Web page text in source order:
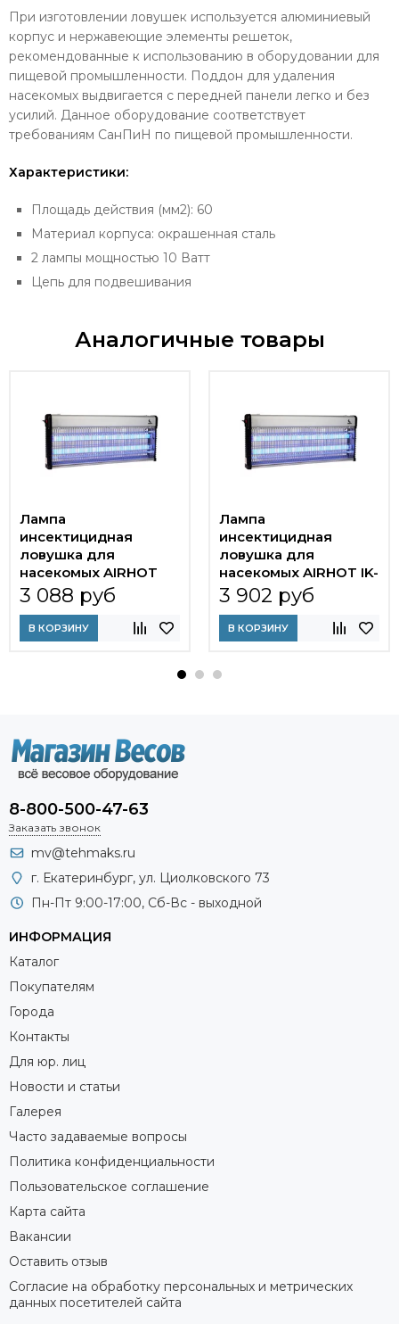
При изготовлении ловушек используется алюминиевый
корпус и нержавеющие элементы решеток,
рекомендованные к использованию в оборудовании для
пищевой промышленности. Поддон для удаления
насекомых выдвигается с передней панели легко и без
усилий. Данное оборудование соответствует
требованиям СанПиН по пищевой промышленности.
Характеристики:
Площадь действия (мм2): 60
Материал корпуса: окрашенная сталь
2 лампы мощностью 10 Ватт
Цепь для подвешивания
Аналогичные товары
Лампа
инсектицидная
ловушка для
насекомых AIRHOT
IKE-40W
3 088 руб
В КОРЗИНУ
Лампа
инсектицидная
ловушка для
насекомых AIRHOT IK-
40W LED
3 902 руб
В КОРЗИНУ
8-800-500-47-63
Заказать звонок
mv@tehmaks.ru
г. Екатеринбург, ул. Циолковского 73
Пн-Пт 9:00-17:00, Сб-Вс - выходной
ИНФОРМАЦИЯ
Каталог
Покупателям
Города
Контакты
Для юр. лиц
Новости и статьи
Галерея
Часто задаваемые вопросы
Политика конфиденциальности
Пользовательское соглашение
Карта сайта
Вакансии
Оставить отзыв
Согласие на обработку персональных и метрических
данных посетителей сайта